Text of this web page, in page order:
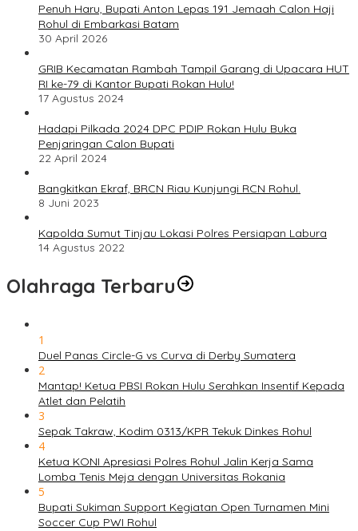
Penuh Haru, Bupati Anton Lepas 191 Jemaah Calon Haji
Rohul di Embarkasi Batam
30 April 2026
GRIB Kecamatan Rambah Tampil Garang di Upacara HUT
RI ke-79 di Kantor Bupati Rokan Hulu!
17 Agustus 2024
Hadapi Pilkada 2024 DPC PDIP Rokan Hulu Buka
Penjaringan Calon Bupati
22 April 2024
Bangkitkan Ekraf, BRCN Riau Kunjungi RCN Rohul.
8 Juni 2023
Kapolda Sumut Tinjau Lokasi Polres Persiapan Labura
14 Agustus 2022
Olahraga Terbaru
1
Duel Panas Circle-G vs Curva di Derby Sumatera
2
Mantap! Ketua PBSI Rokan Hulu Serahkan Insentif Kepada
Atlet dan Pelatih
3
Sepak Takraw, Kodim 0313/KPR Tekuk Dinkes Rohul
4
Ketua KONI Apresiasi Polres Rohul Jalin Kerja Sama
Lomba Tenis Meja dengan Universitas Rokania
5
Bupati Sukiman Support Kegiatan Open Turnamen Mini
Soccer Cup PWI Rohul